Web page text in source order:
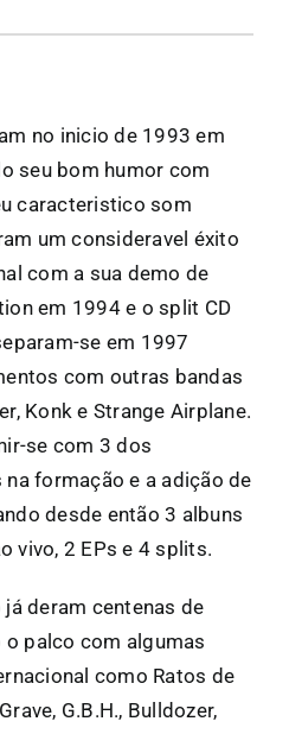
no inicio de 1993 em
seu bom humor com
caracteristico som
um consideravel éxito
com a sua demo de
em 1994 e o split CD
se em 1997
com outras bandas
Konk e Strange Airplane.
se com 3 dos
formação e a adição de
desde então 3 albuns
vivo, 2 EPs e 4 splits.
deram centenas de
palco com algumas
como Ratos de
G.B.H., Bulldozer,